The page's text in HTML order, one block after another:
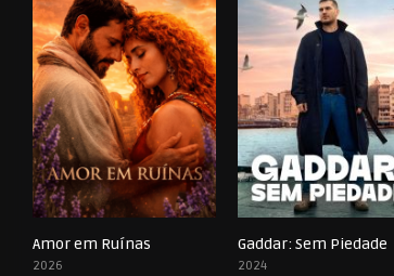
Amor em Ruínas
2026
Gaddar: Sem Piedade
2024